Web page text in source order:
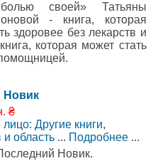
своей» Татьяны
- книга, которая
здоровее без лекарств и
которая может стать
Новик
₴
Другие книги,
область ... Подробнее ...
Новик.